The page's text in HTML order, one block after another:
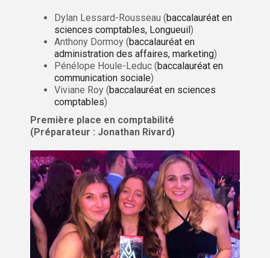
Dylan Lessard-Rousseau (baccalauréat en
sciences comptables, Longueuil)
Anthony Dormoy (baccalauréat en
administration des affaires, marketing)
Pénélope Houle-Leduc (baccalauréat en
communication sociale)
Viviane Roy (baccalauréat en sciences
comptables)
Première place en comptabilité
(Préparateur : Jonathan Rivard)